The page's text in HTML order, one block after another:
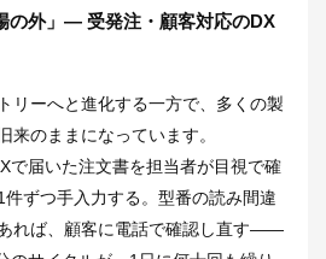
の外」― 受発注・顧客対応のDX
リーへと進化する一方で、多くの製
来のままになっています。
で届いた注文書を担当者が目視で確
ずつ手入力する。型番の読み間違
れば、顧客に電話で確認し直す――